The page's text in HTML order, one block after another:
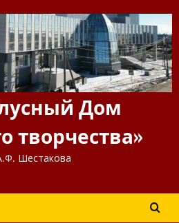
Дом
творчества»
Шестакова